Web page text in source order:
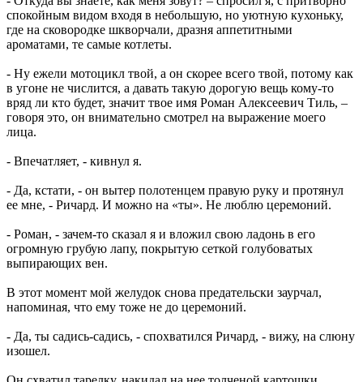
спокойным видом входя в небольшую, но уютную кухоньку,
где на сковородке шкворчали, дразня аппетитными
ароматами, те самые котлеты.
- Ну ежели мотоцикл твой, а он скорее всего твой, потому как
в угоне не числится, а давать такую дорогую вещь кому-то
вряд ли кто будет, значит твое имя Роман Алексеевич Тиль, –
говоря это, он внимательно смотрел на выражение моего
лица.
- Впечатляет, - кивнул я.
- Да, кстати, - он вытер полотенцем правую руку и протянул
ее мне, - Ричард. И можно на «ты». Не люблю церемоний.
- Роман, - зачем-то сказал я и вложил свою ладонь в его
огромную грубую лапу, покрытую сеткой голубоватых
выпирающих вен.
В этот момент мой желудок снова предательски заурчал,
напоминая, что ему тоже не до церемоний.
- Да, ты садись-садись, - спохватился Ричард, - вижу, на слюну
изошел.